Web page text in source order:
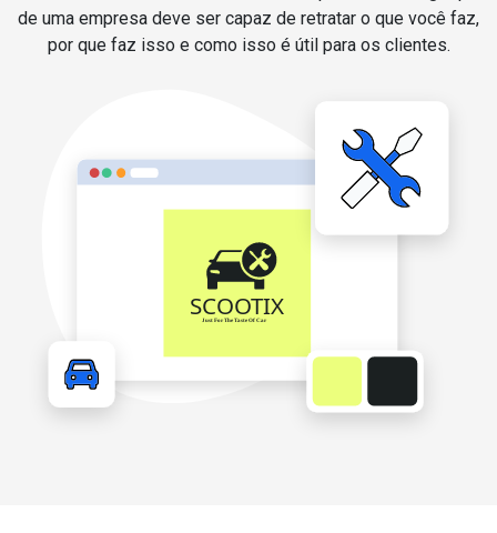
de uma empresa deve ser capaz de retratar o que você faz,
por que faz isso e como isso é útil para os clientes.